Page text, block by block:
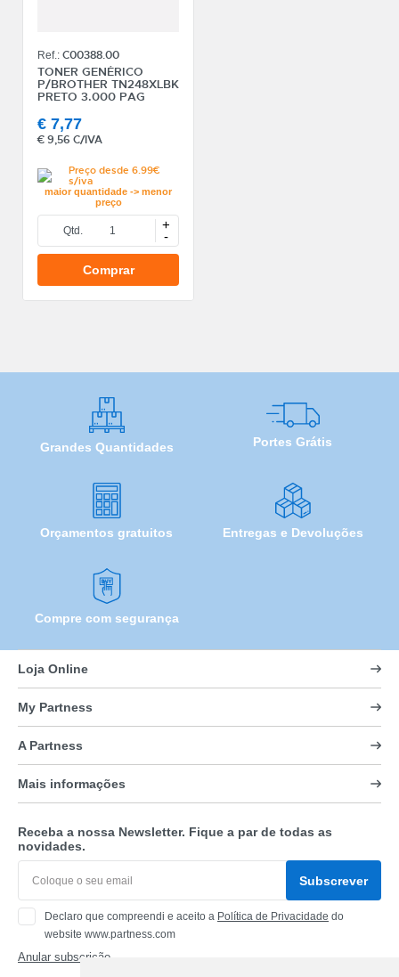
Ref.: C00388.00
TONER GENÉRICO
P/BROTHER TN248XLBK
PRETO 3.000 PAG
€ 7,77
€9,56 C/IVA
Preço desde 6.99€
s/iva
maior quantidade -> menor
preço
Qtd. +
-
Comprar
Grandes Quantidades Portes Grátis
Orçamentos gratuitos Entregas e Devoluções
Compre com segurança
Loja Online
My Partness
A Partness
Mais informações
Receba a nossa Newsletter. Fique a par de todas as
novidades.
Subscrever
Declaro que compreendi e aceito a Política de Privacidade do
website www.partness.com
Anular subscrição